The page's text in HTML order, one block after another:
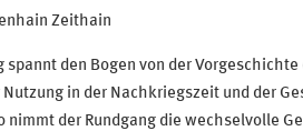
Zeithain
den Bogen von der Vorgeschichte
in der Nachkriegszeit und der
nimmt der Rundgang die wechselvolle